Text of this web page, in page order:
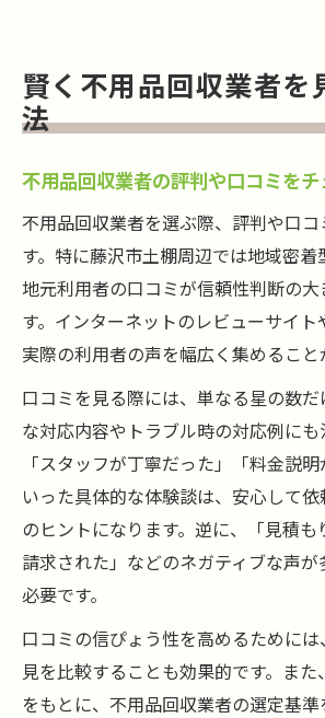
賢く不用品回収業者を
法
不用品回収業者の評判や口コミを
不用品回収業者を選ぶ際、評判や口
す。特に藤沢市土棚周辺では地域密着
地元利用者の口コミが信頼性判断の
す。インターネットのレビューサイト
実際の利用者の声を幅広く集めること
口コミを見る際には、単なる星の数
な対応内容やトラブル時の対応例にも
「スタッフが丁寧だった」「料金説
いった具体的な体験談は、安心して
のヒントになります。逆に、「見積も
請求された」などのネガティブな声
必要です。
口コミの信ぴょう性を高めるために
見を比較することも効果的です。ま
をもとに、不用品回収業者の選定基